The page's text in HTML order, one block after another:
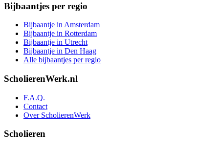
Bijbaantjes per regio
Bijbaantje in Amsterdam
Bijbaantje in Rotterdam
Bijbaantje in Utrecht
Bijbaantje in Den Haag
Alle bijbaantjes per regio
ScholierenWerk.nl
F.A.Q.
Contact
Over ScholierenWerk
Scholieren